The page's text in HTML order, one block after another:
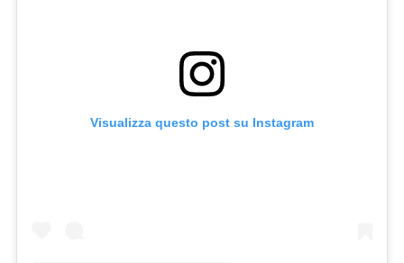
Visualizza questo post su Instagram